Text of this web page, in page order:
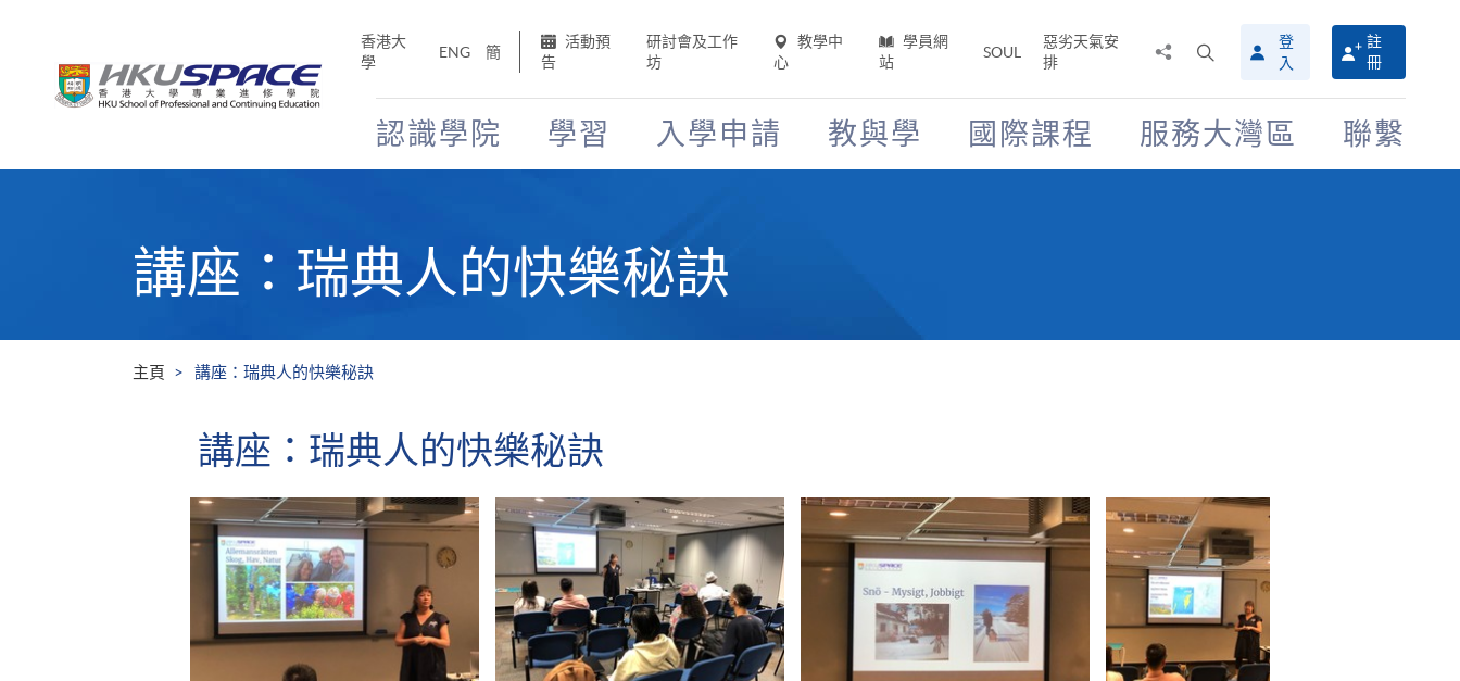
香港大
學
ENG 簡
活動預
告
研討會及工作
坊
教學中
心
學員網
站
SOUL
惡劣天氣安
排
搜
尋
介
面
登
入
註
冊
認識學院 學習 入學申請 教與學 國際課程 服務大灣區 聯繫
講座：瑞典人的快樂秘訣
主頁 講座：瑞典人的快樂秘訣
講座：瑞典人的快樂秘訣